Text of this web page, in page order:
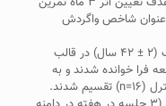
عنوان شاخص واگردش
روش کار: ۳۲ مرد سیگاری غیرفعال کم تحرک (۲ ± ۴۲ سال) در قالب
فرا خوانده شدند و به
شیوه تصادفی به دو گروه تجربی (۱۶=n) و کنترل (۱۶=n) تقسیم شدند.